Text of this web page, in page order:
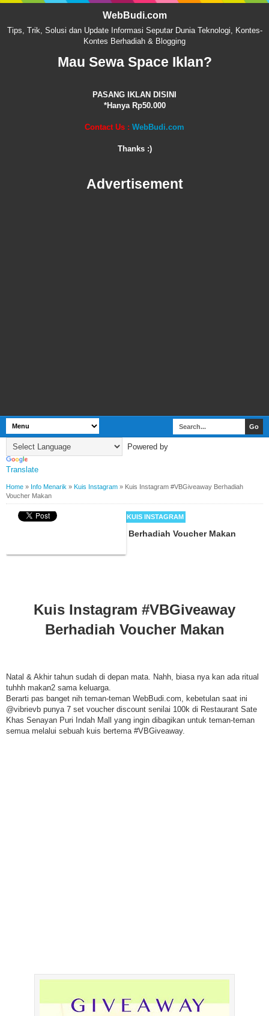
WebBudi.com
Tips, Trik, Solusi dan Update Informasi Seputar Dunia Teknologi, Kontes-
Kontes Berhadiah & Blogging
Mau Sewa Space Iklan?
PASANG IKLAN DISINI
*Hanya Rp50.000
Contact Us : WebBudi.com
Thanks :)
Advertisement
Powered by
Translate
Home » Info Menarik » Kuis Instagram » Kuis Instagram #VBGiveaway Berhadiah
Voucher Makan
BYWEBBUDI.COM KUIS INSTAGRAM
Kuis Instagram #VBGiveaway Berhadiah Voucher Makan
Kuis Instagram #VBGiveaway
Berhadiah Voucher Makan
Natal & Akhir tahun sudah di depan mata. Nahh, biasa nya kan ada ritual
tuhhh makan2 sama keluarga.
Berarti pas banget nih teman-teman WebBudi.com, kebetulan saat ini
@vibrievb punya 7 set voucher discount senilai 100k di Restaurant Sate
Khas Senayan Puri Indah Mall yang ingin dibagikan untuk teman-teman
semua melalui sebuah kuis bertema #VBGiveaway.